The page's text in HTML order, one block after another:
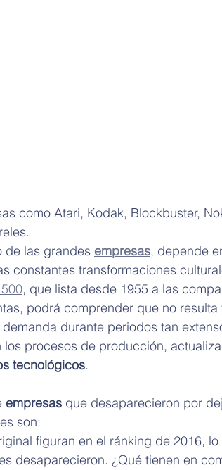
como Atari, Kodak, Blockbuster,
de las grandes empresas, depende
constantes transformaciones
, que lista desde 1955 a las
podrá comprender que no
durante periodos tan
procesos de producción,
tecnológicos.
empresas que desaparecieron por
son:
figuran en el ránking de 2016,
desaparecieron. ¿Qué tienen en